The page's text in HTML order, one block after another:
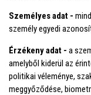
Személyes adat -
személy egyedi
Érzékeny adat - a
amelyből kiderül az
politikai véleménye,
meggyőződése,